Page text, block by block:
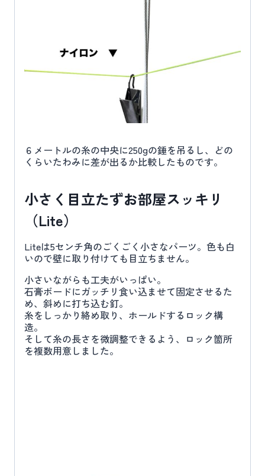
６メートルの糸の中央に250gの錘を吊るし、どの
くらいたわみに差が出るか比較したものです。
小さく目立たずお部屋スッキリ
（Lite）
Liteは5センチ角のごくごく小さなパーツ。色も白
いので壁に取り付けても目立ちません。
小さいながらも工夫がいっぱい。
石膏ボードにガッチリ食い込ませて固定させるた
め、斜めに打ち込む釘。
糸をしっかり絡め取り、ホールドするロック構
造。
そして糸の長さを微調整できるよう、ロック箇所
を複数用意しました。